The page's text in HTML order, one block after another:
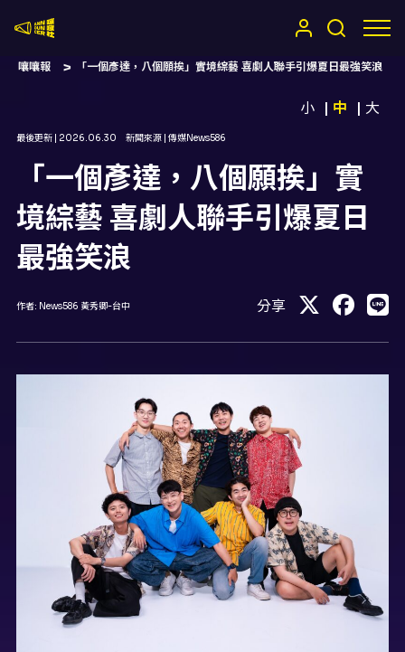
嚷嚷報 「一個彥達，八個願挨」實境綜藝 喜劇人聯手引爆夏日最強笑浪
小 中 大
最後更新 | 2026.06.30 新聞來源 | 傳媒News586
「一個彥達，八個願挨」實
境綜藝 喜劇人聯手引爆夏日
最強笑浪
作者: News586 黃秀卿-台中 分享